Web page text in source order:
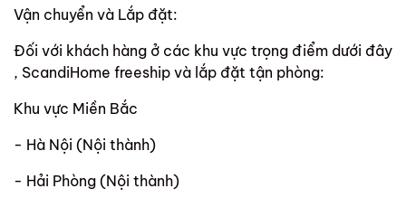
Vận chuyển và Lắp đặt:
Đối với khách hàng ở các khu vực trọng điểm dưới đây
, ScandiHome freeship và lắp đặt tận phòng:
Khu vực Miền Bắc
- Hà Nội (Nội thành)
- Hải Phòng (Nội thành)